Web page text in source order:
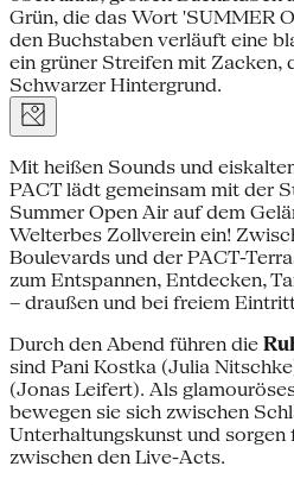
Mit heißen Sounds und
PACT lädt gemeinsam mit der
Summer Open Air auf dem
Welterbes Zollverein ein!
Boulevards und der PACT-
zum Entspannen, Entdecken,
– draußen und bei freiem
Durch den Abend führen die
sind Pani Kostka (Julia
(Jonas Leifert). Als
bewegen sie sich zwischen
Unterhaltungskunst und sorgen
zwischen den Live-Acts.